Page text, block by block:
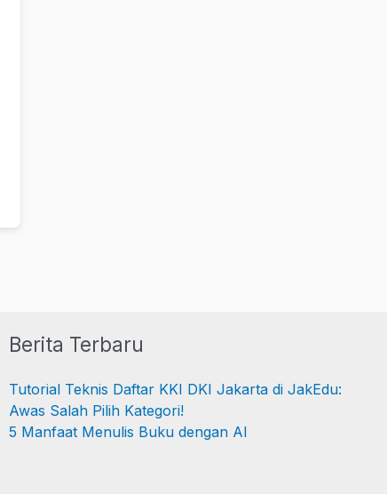
Berita Terbaru
Tutorial Teknis Daftar KKI DKI Jakarta di JakEdu:
Awas Salah Pilih Kategori!
5 Manfaat Menulis Buku dengan AI